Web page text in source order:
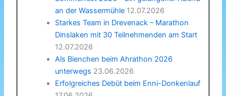
an der Wassermühle 12.07.2026
Starkes Team in Drevenack – Marathon
Dinslaken mit 30 Teilnehmenden am Start
12.07.2026
Als Bienchen beim Ahrathon 2026
unterwegs 23.06.2026
Erfolgreiches Debüt beim Enni-Donkenlauf